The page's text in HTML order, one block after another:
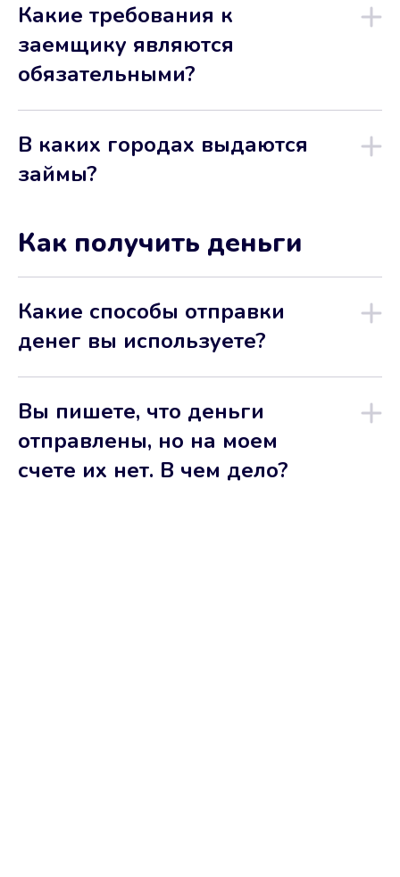
Какие требования к
заемщику являются
обязательными?
В каких городах выдаются
займы?
Как получить деньги
Какие способы отправки
денег вы используете?
Вы пишете, что деньги
отправлены, но на моем
счете их нет. В чем дело?